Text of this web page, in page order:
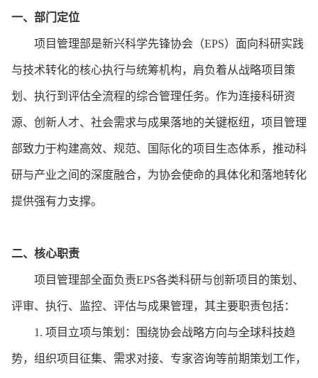
一、 部门定位
项目管理部是新兴科学先锋协会（EPS）面向科研实践
与技术转化的核心执行与统筹机构，肩负着从战略项目策
划、执行到评估全流程的综合管理任务。作为连接科研资
源、创新人才、社会需求与成果落地的关键枢纽，项目管理
部致力于构建高效、规范、国际化的项目生态体系，推动科
研与产业之间的深度融合，为协会使命的具体化和落地转化
提供强有力支撑。
二、 核心职责
项目管理部全面负责EPS各类科研与创新项目的策划、
评审、执行、监控、评估与成果管理，其主要职责包括：
1. 项目立项与策划：围绕协会战略方向与全球科技趋
势，组织项目征集、需求对接、专家咨询等前期策划工作，